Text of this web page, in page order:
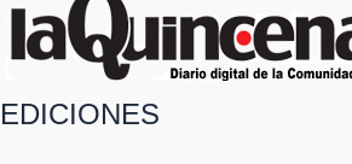
EDICIONES